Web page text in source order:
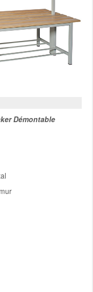
Démontable